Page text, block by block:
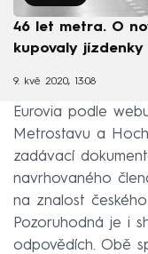
46 let metra. O
kupovaly
9. kvě 2020, 13:08
Eurovia podle
Metrostavu a
zadávací
navrhovaného
na znalost
Pozoruhodná je i
odpovědích. Obě